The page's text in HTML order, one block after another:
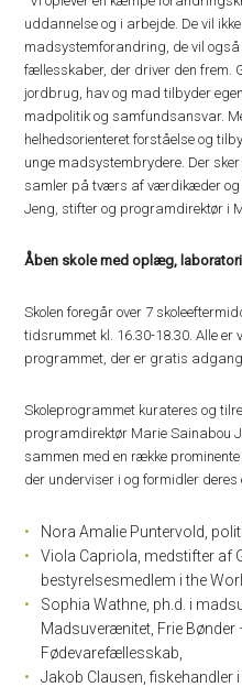
uddannelse og i arbejde. De vil
madsystemforandring, de vil
fællesskaber, der driver den frem.
jordbrug, hav og mad tilbyder
madpolitik og samfundsansvar.
helhedsorienteret forståelse og
unge madsystembrydere. Der
samler på tværs af værdikæder og
Jeng, stifter og programdirektør i
Åben skole med oplæg,
Skolen foregår over 7
tidsrummet kl. 16.30-18.30. Alle er
programmet, der er gratis adgang
Skoleprogrammet kurateres og
programdirektør Marie Sainabou
sammen med en række
der underviser i og formidler deres
Nora Amalie Puntervold,
Viola Capriola, medstifter af
bestyrelsesmedlem i the
Sophia Wathne, ph.d. i
Madsuverænitet, Frie Bønder
Fødevarefællesskab,
Jakob Clausen, fiskehandler